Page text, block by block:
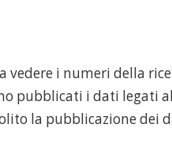
vedere i numeri della
pubblicati i dati legati
la pubblicazione dei